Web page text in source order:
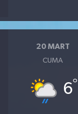
20 MART
CUMA
6°